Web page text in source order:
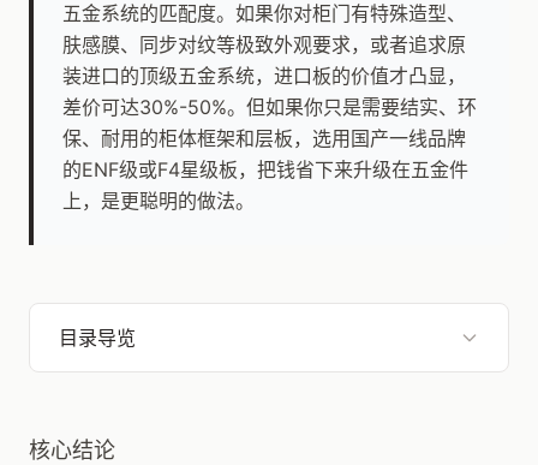
五金系统的匹配度。如果你对柜门有特殊造型、
肤感膜、同步对纹等极致外观要求，或者追求原
装进口的顶级五金系统，进口板的价值才凸显，
差价可达30%-50%。但如果你只是需要结实、环
保、耐用的柜体框架和层板，选用国产一线品牌
的ENF级或F4星级板，把钱省下来升级在五金件
上，是更聪明的做法。
目录导览
核心结论